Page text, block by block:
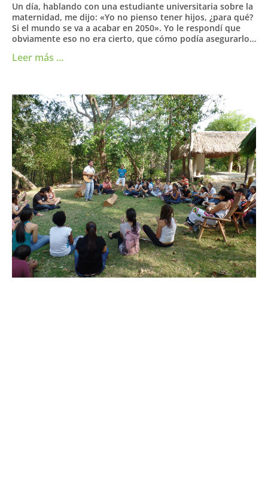
Un día, hablando con una estudiante universitaria sobre la
maternidad, me dijo: «Yo no pienso tener hijos, ¿para qué?
Si el mundo se va a acabar en 2050». Yo le respondí que
obviamente eso no era cierto, que cómo podía asegurarlo…
Leer más ...